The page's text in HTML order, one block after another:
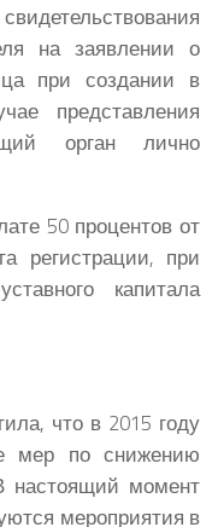
на заявлении о
при создании в
представления
орган лично
50 процентов от
регистрации, при
капитала
что в 2015 году
мер по снижению
настоящий момент
мероприятия в